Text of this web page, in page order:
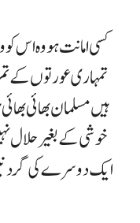
کسی امانت ہو وہ اس
تمہاری عورتوں کے
ہیں مسلمان بھائی
خوشی کے بغیر حلال
ایک دوسرے کی